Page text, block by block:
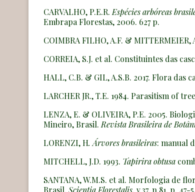
CARVALHO, P.E.R. Espécies arbóreas
Embrapa Florestas, 2006. 627 p.
COIMBRA FILHO, A.F. &
CORREIA, S.J. et al. Constituintes das
HALL, C.B. & GIL, A.S.B. 2017. Flora das
LARCHER JR., T.E. 1984. Parasitism of
LENZA, E. & OLIVEIRA, P.E. 2005.
Mineiro, Brasil. Revista Brasileira de
LORENZI, H. Árvores brasileiras: manual
MITCHELL, J.D. 1993. Tapirira obtusa
SANTANA, W.M.S. et al. Morfologia de
Brasil. Scientia Florestalis, v.37, n.81, p. 47-